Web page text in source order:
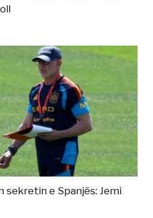
sekretin e Spanjës: Jemi